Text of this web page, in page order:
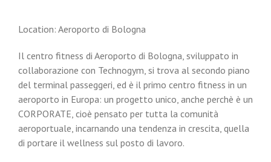
Location: Aeroporto di Bologna
Il centro fitness di Aeroporto di Bologna, sviluppato in
collaborazione con Technogym, si trova al secondo piano
del terminal passeggeri, ed è il primo centro fitness in un
aeroporto in Europa: un progetto unico, anche perchè è un
CORPORATE, cioè pensato per tutta la comunità
aeroportuale, incarnando una tendenza in crescita, quella
di portare il wellness sul posto di lavoro.